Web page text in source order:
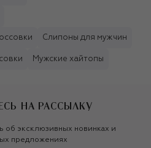
Слипоны для мужчин
Мужские хайтопы
НА РАССЫЛКУ
об эксклюзивных новинках и
предложениях